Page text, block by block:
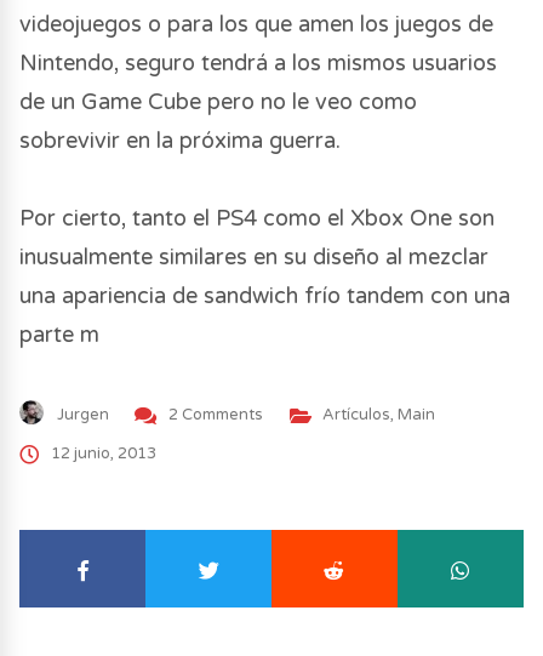
videojuegos o para los que amen los juegos de
Nintendo, seguro tendrá a los mismos usuarios
de un Game Cube pero no le veo como
sobrevivir en la próxima guerra.
Por cierto, tanto el PS4 como el Xbox One son
inusualmente similares en su diseño al mezclar
una apariencia de sandwich frío tandem con una
parte m
Jurgen 2 Comments Artículos,Main
12 junio, 2013